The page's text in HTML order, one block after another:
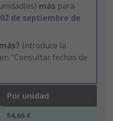
más para
02 de septiembre de
Introduce la
"Consultar fechas de
Por unidad
54,66 €